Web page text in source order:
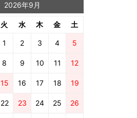
2026年9月
火 水 木 金 土
1 2 3 4 5
8 9 10 11 12
15 16 17 18 19
22 23 24 25 26